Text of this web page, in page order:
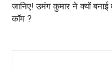
जानिए! उमंग कुमार ने क्‍यों बनाई
कॉम ?